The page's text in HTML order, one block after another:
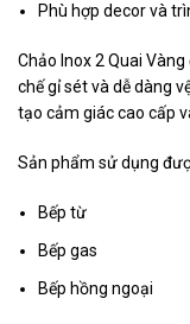
Phù hợp decor và
Chảo Inox 2 Quai
chế gỉ sét và dễ dàng
tạo cảm giác cao cấp
Sản phẩm sử dụng
Bếp từ
Bếp gas
Bếp hồng ngoại